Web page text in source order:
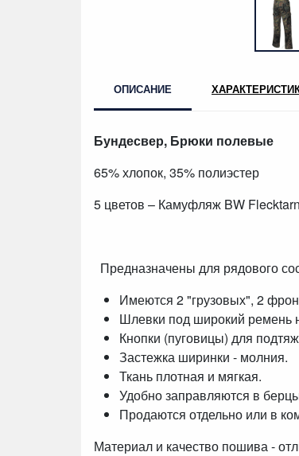
ОПИСАНИЕ
Бундесвер, Брюки полевые
65% хлопок, 35% полиэстер
5 цветов – Камуфляж BW
Предназначены для рядового
Имеются 2 "грузовых", 2
Шлевки под широкий ремень
Кнопки (пуговицы) для
Застежка ширинки - молния.
Ткань плотная и мягкая.
Удобно заправляются в
Продаются отдельно или в
Материал и качество пошива -